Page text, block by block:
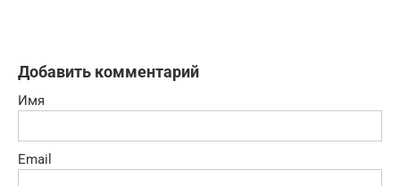
Добавить комментарий
Имя
Email